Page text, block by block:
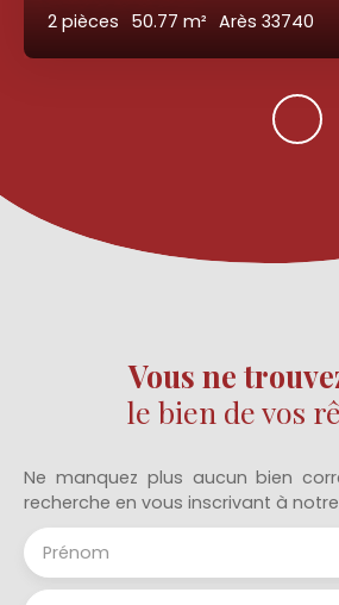
2 pièces 50.77 m² Arès 33740
Vous ne
le bien de vos
Ne manquez plus aucun bien
recherche en vous inscrivant à
Prénom